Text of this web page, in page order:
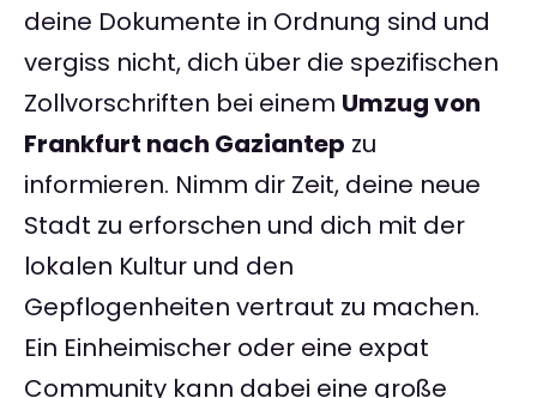
deine Dokumente in Ordnung sind und
vergiss nicht, dich über die spezifischen
Zollvorschriften bei einem Umzug von
Frankfurt nach Gaziantep zu
informieren. Nimm dir Zeit, deine neue
Stadt zu erforschen und dich mit der
lokalen Kultur und den
Gepflogenheiten vertraut zu machen.
Ein Einheimischer oder eine expat
Community kann dabei eine große